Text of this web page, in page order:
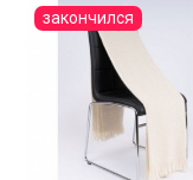
закончился